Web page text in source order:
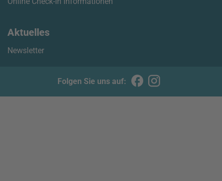
Aktuelles
Newsletter
Folgen Sie uns auf: